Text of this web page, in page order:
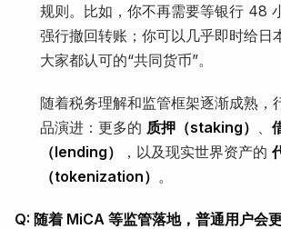
规则。比如，你不再需要等银行 48
强行撤回转账；你可以几乎即时给日
大家都认可的“共同货币”。
随着税务理解和监管框架逐渐成熟，
品演进：更多的 质押（staking）
（lending）
，以及现实世界资产的
（tokenization） 。
Q: 随着 MiCA 等监管落地，普通用户会